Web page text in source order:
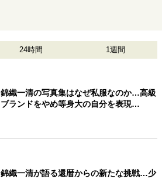
24時間 1週間
錦織一清の写真集はなぜ私服なのか…高級
ブランドをやめ等身大の自分を表現…
錦織一清が語る還暦からの新たな挑戦…少